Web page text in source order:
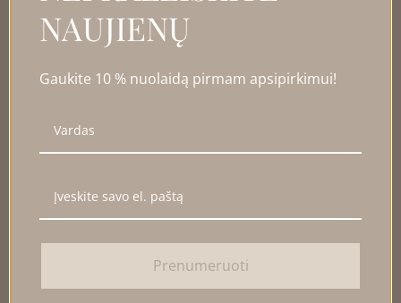
NAUDINGA INFORMACIJA
Blogas
DUK
Kontaktinė informacija
NAUJIENŲ
Gaukite 10 % nuolaidą pirmam apsipirkimui!
Prenumeruoti